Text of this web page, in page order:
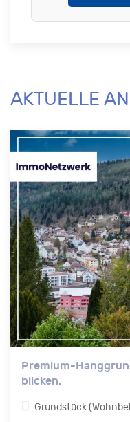
AKTUELLE
Premium-
blicken.
Grundstück